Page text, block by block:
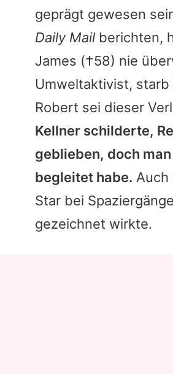
geprägt gewesen
Daily Mail berichten,
James (†58) nie
Umweltaktivist, starb
Robert sei dieser
Kellner schilderte,
geblieben, doch
begleitet habe. Auch
Star bei
gezeichnet wirkte.